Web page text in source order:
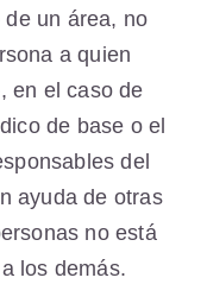
un área, no
a quien
en el caso de
de base o el
del
ayuda de otras
no está
los demás.